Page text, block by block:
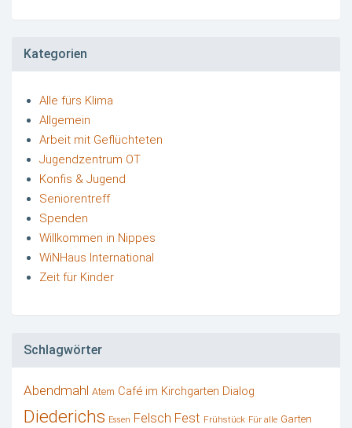
Kategorien
Alle fürs Klima
Allgemein
Arbeit mit Geflüchteten
Jugendzentrum OT
Konfis & Jugend
Seniorentreff
Spenden
Willkommen in Nippes
WiNHaus International
Zeit für Kinder
Schlagwörter
Abendmahl Atem Café im Kirchgarten Dialog
Diederichs Essen Felsch Fest Frühstück Für alle Garten